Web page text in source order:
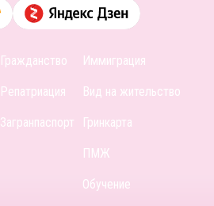
Гражданство
Репатриация
Загранпаспорт
Иммиграция
Вид на жительство
Гринкарта
ПМЖ
Обучение